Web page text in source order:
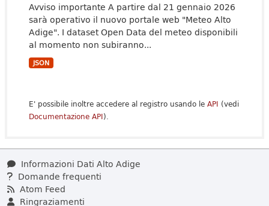
Avviso importante A partire dal 21 gennaio 2026
sarà operativo il nuovo portale web "Meteo Alto
Adige". I dataset Open Data del meteo disponibili
al momento non subiranno...
JSON
E' possibile inoltre accedere al registro usando le API (vedi
Documentazione API).
Informazioni Dati Alto Adige
Domande frequenti
Atom Feed
Ringraziamenti